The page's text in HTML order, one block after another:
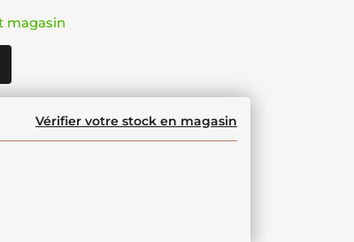
magasin
Vérifier votre stock en magasin